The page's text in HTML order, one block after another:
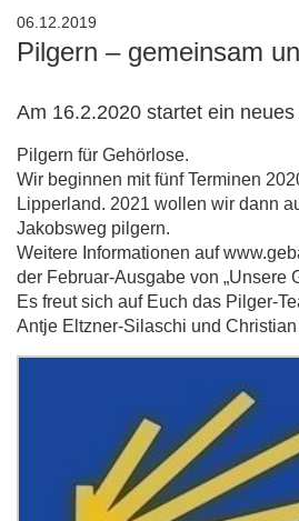
06.12.2019
Pilgern – gemeinsam
Am 16.2.2020 startet ein
Pilgern für Gehörlose.
Wir beginnen mit fünf Terminen
Lipperland. 2021 wollen wir dann
Jakobsweg pilgern.
Weitere Informationen auf
der Februar-Ausgabe von „Unsere
Es freut sich auf Euch das Pilger-
Antje Eltzner-Silaschi und